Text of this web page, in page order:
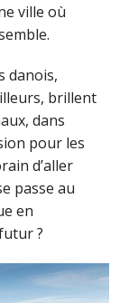
ville où
danois,
brillent
dans
pour les
d’aller
passe au
en
?